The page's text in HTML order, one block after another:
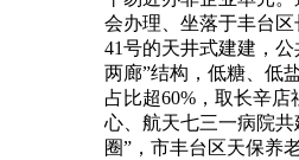
会办理、坐落于丰台区
41号的天井式建建，公
两廊”结构，低糖、低
占比超60%，取长辛店
心、航天七三一病院共
圈”，市丰台区天保养